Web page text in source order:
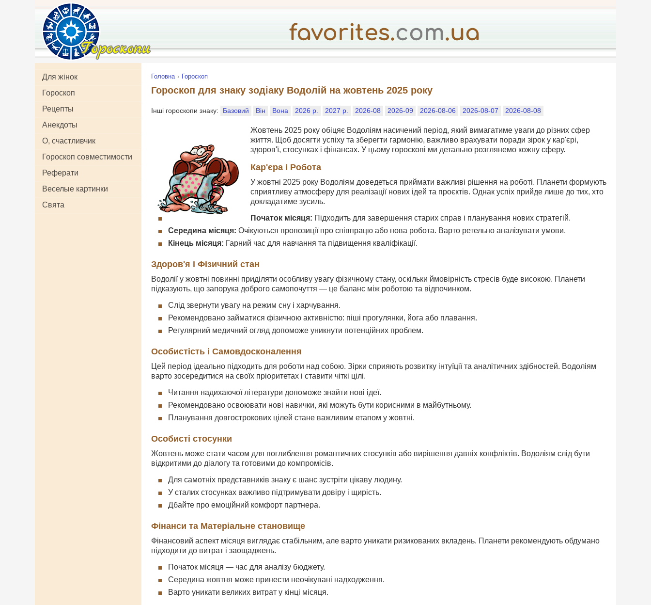
Для жінок
Гороскоп
Рецепты
Анекдоты
О, счастливчик
Гороскоп совместимости
Реферати
Веселые картинки
Свята
Головна Гороскоп
Гороскоп для знаку зодіаку Водолій на жовтень 2025 року
Інші гороскопи знаку: Базовий Він Вона 2026 р. 2027 р. 2026-08 2026-09 2026-08-06 2026-08-07 2026-08-08
Жовтень 2025 року обіцяє Водоліям насичений період, який вимагатиме уваги до різних сфер
життя. Щоб досягти успіху та зберегти гармонію, важливо врахувати поради зірок у кар'єрі,
здоров'ї, стосунках і фінансах. У цьому гороскопі ми детально розглянемо кожну сферу.
Кар'єра і Робота
У жовтні 2025 року Водоліям доведеться приймати важливі рішення на роботі. Планети формують
сприятливу атмосферу для реалізації нових ідей та проєктів. Однак успіх прийде лише до тих, хто
докладатиме зусиль.
Початок місяця: Підходить для завершення старих справ і планування нових стратегій.
Середина місяця: Очікуються пропозиції про співпрацю або нова робота. Варто ретельно аналізувати умови.
Кінець місяця: Гарний час для навчання та підвищення кваліфікації.
Здоров'я і Фізичний стан
Водолії у жовтні повинні приділяти особливу увагу фізичному стану, оскільки ймовірність стресів буде високою. Планети
підказують, що запорука доброго самопочуття — це баланс між роботою та відпочинком.
Слід звернути увагу на режим сну і харчування.
Рекомендовано займатися фізичною активністю: піші прогулянки, йога або плавання.
Регулярний медичний огляд допоможе уникнути потенційних проблем.
Особистість і Самовдосконалення
Цей період ідеально підходить для роботи над собою. Зірки сприяють розвитку інтуїції та аналітичних здібностей. Водоліям
варто зосередитися на своїх пріоритетах і ставити чіткі цілі.
Читання надихаючої літератури допоможе знайти нові ідеї.
Рекомендовано освоювати нові навички, які можуть бути корисними в майбутньому.
Планування довгострокових цілей стане важливим етапом у жовтні.
Особисті стосунки
Жовтень може стати часом для поглиблення романтичних стосунків або вирішення давніх конфліктів. Водоліям слід бути
відкритими до діалогу та готовими до компромісів.
Для самотніх представників знаку є шанс зустріти цікаву людину.
У сталих стосунках важливо підтримувати довіру і щирість.
Дбайте про емоційний комфорт партнера.
Фінанси та Матеріальне становище
Фінансовий аспект місяця виглядає стабільним, але варто уникати ризикованих вкладень. Планети рекомендують обдумано
підходити до витрат і заощаджень.
Початок місяця — час для аналізу бюджету.
Середина жовтня може принести неочікувані надходження.
Варто уникати великих витрат у кінці місяця.